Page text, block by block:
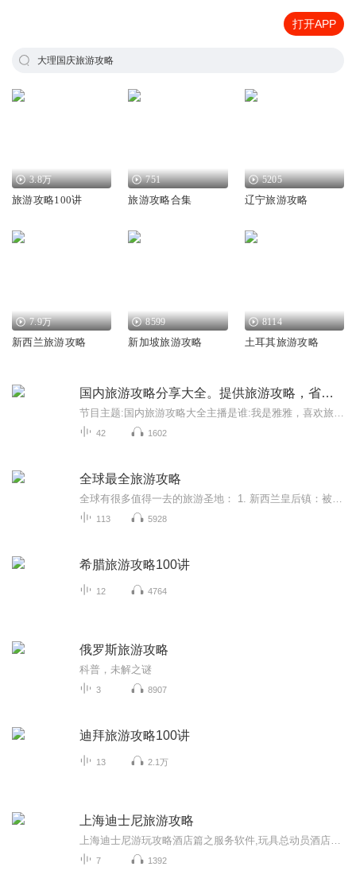
打开APP
大理国庆旅游攻略
3.8万
旅游攻略100讲
751
旅游攻略合集
5205
辽宁旅游攻略
7.9万
新西兰旅游攻略
8599
新加坡旅游攻略
8114
土耳其旅游攻略
国内旅游攻略分享大全。提供旅游攻略，省时省力
42 1602
全球最全旅游攻略
113 5928
希腊旅游攻略100讲
12 4764
俄罗斯旅游攻略
科普，未解之谜
3 8907
迪拜旅游攻略100讲
13 2.1万
上海迪士尼旅游攻略
7 1392